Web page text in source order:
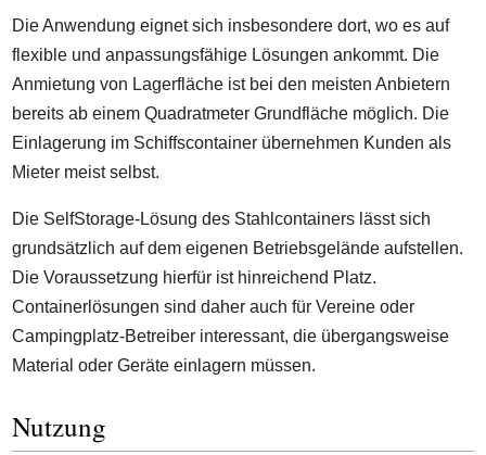
Die Anwendung eignet sich insbesondere dort, wo es auf
flexible und anpassungsfähige Lösungen ankommt. Die
Anmietung von Lagerfläche ist bei den meisten Anbietern
bereits ab einem Quadratmeter Grundfläche möglich. Die
Einlagerung im Schiffscontainer übernehmen Kunden als
Mieter meist selbst.
Die SelfStorage-Lösung des Stahlcontainers lässt sich
grundsätzlich auf dem eigenen Betriebsgelände aufstellen.
Die Voraussetzung hierfür ist hinreichend Platz.
Containerlösungen sind daher auch für Vereine oder
Campingplatz-Betreiber interessant, die übergangsweise
Material oder Geräte einlagern müssen.
Nutzung